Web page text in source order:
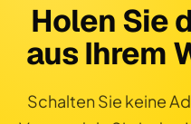
Holen Sie
aus Ihrem
Schalten Sie keine